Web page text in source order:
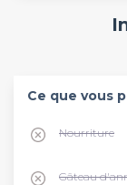
Ce que vous
Nourriture
Gâteau